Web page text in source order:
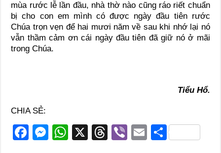
mùa rước lễ lần đầu, nhà thờ nào cũng ráo riết chuẩn
bị cho con em mình có được ngày đầu tiên rước
Chúa trọn vẹn để hai mươi năm về sau khi nhớ lại nó
vẫn thầm cảm ơn cái ngày đầu tiên đã giữ nó ở mãi
trong Chúa.
Tiểu Hổ.
CHIA SẺ:
F
M
W
X
T
Vi
E S